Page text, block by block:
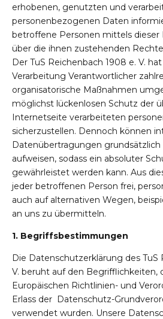
erhobenen, genutzten und
personenbezogenen Daten
betroffene Personen mittels dieser
über die ihnen zustehenden
Der TuS Reichenbach 1908 e. V.
Verarbeitung Verantwortlicher
organisatorische Maßnahmen
möglichst lückenlosen Schutz der
Internetseite verarbeiteten
sicherzustellen. Dennoch können
Datenübertragungen grundsätzlich
aufweisen, sodass ein absoluter
gewährleistet werden kann. Aus
jeder betroffenen Person frei,
auch auf alternativen Wegen,
an uns zu übermitteln.
1. Begriffsbestimmungen
Die Datenschutzerklärung des TuS
V. beruht auf den Begrifflichkeiten,
Europäischen Richtlinien- und
Erlass der Datenschutz-
verwendet wurden. Unsere